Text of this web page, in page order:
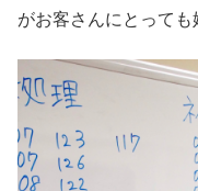
がお客さんにとっても